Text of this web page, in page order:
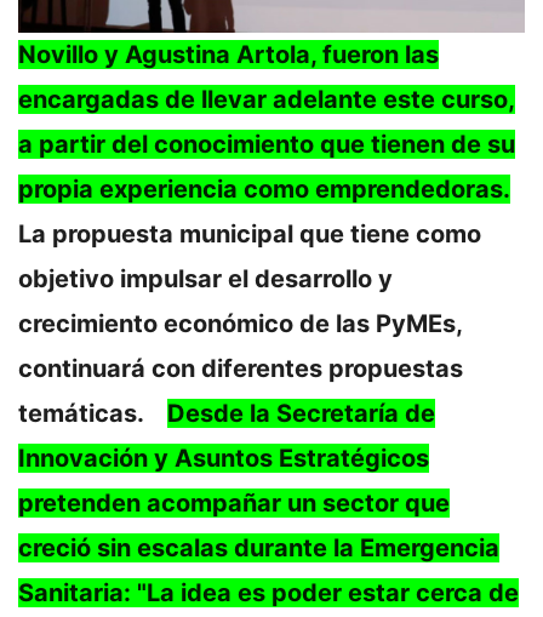
Novillo y Agustina Artola, fueron las
encargadas de llevar adelante este curso,
a partir del conocimiento que tienen de su
propia experiencia como emprendedoras.
La propuesta municipal que tiene como
objetivo impulsar el desarrollo y
crecimiento económico de las PyMEs,
continuará con diferentes propuestas
temáticas.
Desde la Secretaría de
Innovación y Asuntos Estratégicos
pretenden acompañar un sector que
creció sin escalas durante la Emergencia
Sanitaria: "La idea es poder estar cerca de